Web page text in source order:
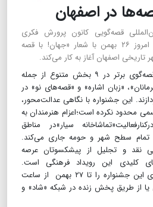
در اصفهان
قصه‌گویی کانون پرورش فکری
کودکان و نوجوانان، از صبح امروز ۲۶ بهمن‌ با شعار «جهان! با قصه
تاریخی اصفهان آغاز به کار می‌کند.
در این رویداد دو روزه، ۶۱ قصه‌گوی برتر در ۹ بخش متنوع از جمله
«زبان اشاره» و «قصه‌های نو» در
این جشنواره با نگاهی عدالت‌محور،
محدود نکرده است؛اعزام هنرمندان به
سیار»در مناطق
تمام سطح شهر و حومه جاری می‌کند.
نقد و تجلیل از پیشکسوتان عرصه
کلیدی این رویداد فرهنگی است.
علاقه‌مندان می‌توانند برنامه‌های این جشنواره را تا ۲۷ بهمن از ساعت
یا از طریق پخش زنده در شبکه «شاد» و